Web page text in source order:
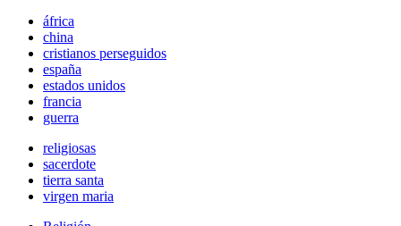
áfrica
china
cristianos perseguidos
españa
estados unidos
francia
guerra
religiosas
sacerdote
tierra santa
virgen maria